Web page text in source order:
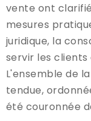
vente ont
mesures
juridique, la
servir les
L'ensemble de
tendue,
été couronnée